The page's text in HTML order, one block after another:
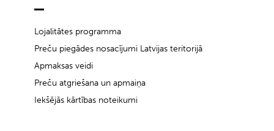
Lojalitātes programma
Preču piegādes nosacījumi Latvijas teritorijā
Apmaksas veidi
Preču atgriešana un apmaiņa
Iekšējās kārtības noteikumi